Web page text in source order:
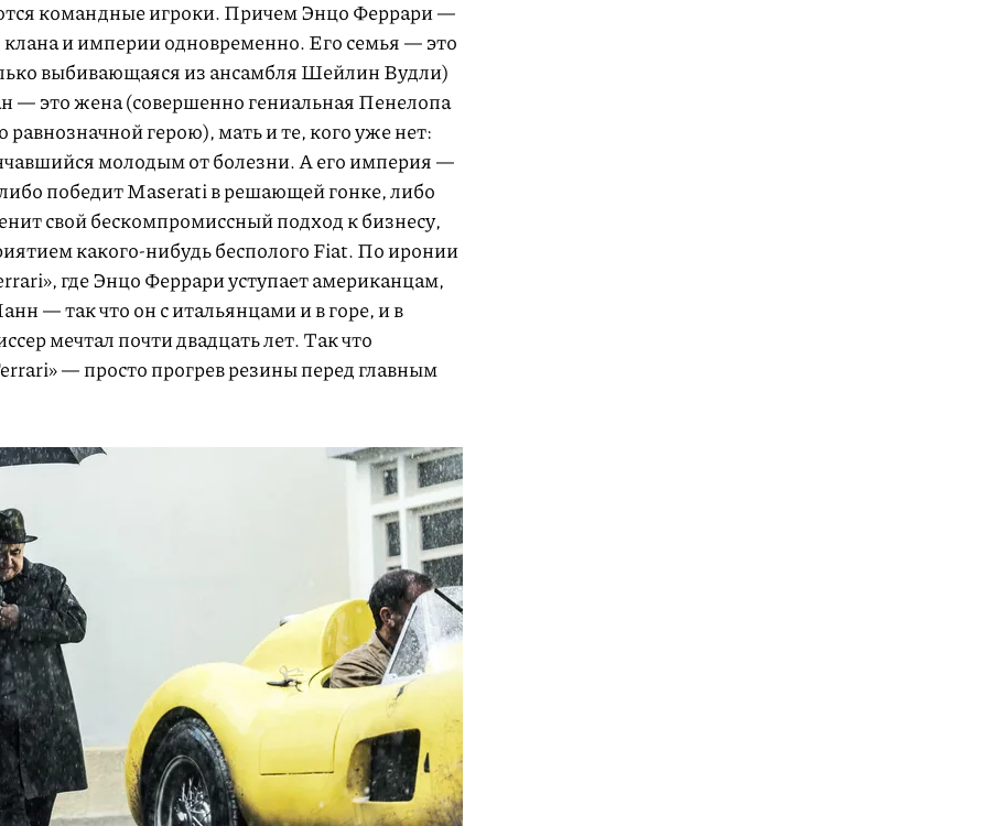
командные игроки. Причем Энцо Феррари —
и империи одновременно. Его семья — это
выбивающаяся из ансамбля Шейлин Вудли)
— это жена (совершенно гениальная Пенелопа
герою), мать и те, кого уже нет:
молодым от болезни. А его империя —
победит Maserati в решающей гонке, либо
свой бескомпромиссный подход к бизнесу,
какого-нибудь бесполого Fiat. По иронии
где Энцо Феррари уступает американцам,
— так что он с итальянцами и в горе, и в
мечтал почти двадцать лет. Так что
— просто прогрев резины перед главным